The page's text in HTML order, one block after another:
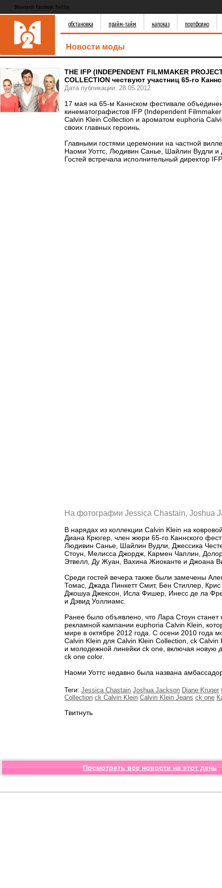
Вконтакте Facebook Twitter
обстановка прайм-тайм напоказ портфолио
Новости моды
THE IFP (INDEPENDENT FILMMAKER
COLLECTION чествуют участниц 65-го
Дата публикации: 28.05.2012
17 мая на 65-м Каннском фестивале
кинематографистов IFP (Independent
Calvin Klein Collection и ароматом euphoria
своих главных героинь.
Главными гостями церемонии на частной
Наоми Уоттс, Людивин Санье, Шайлин Вудли и
Гостей встречала исполнительный директор
На фотографии Jessica Chastain, Joshua J
В нарядах из коллекции Calvin Klein на
Диана Крюгер, член жюри 65-го Каннского
Людивин Санье, Шайлин Вудли, Джессика
Стоун, Мелисса Джордж, Кармен Чаплин,
Этвелл, Ду Жуан, Вахина Жиоканте и Джоана
Среди гостей вечера также были замечены
Томас, Джада Пинкетт Смит, Бен Стиллер,
Джошуа Джексон, Исла Фишер, Инесс де ла
и Дэвид Уоллиамс.
Ранее было объявлено, что Лара Стоун станет
рекламной кампании euphoria Calvin Klein,
мире в октябре 2012 года. С осени 2010 года
Calvin Klein для Calvin Klein Collection, ck Calvin
и молодежной линейки ck one, включая новую
ck one color.
Наоми Уоттс недавно была названа
Теги: Jessica Chastain Joshua Jackson Diane Kruger
Collection ck Calvin Klein Calvin Klein Jeans ck one
Твитнуть
Посмотреть все новости на этот день